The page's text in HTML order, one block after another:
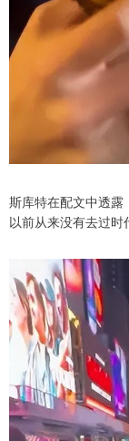
斯库特在配文中透露
以前从来没有去过时